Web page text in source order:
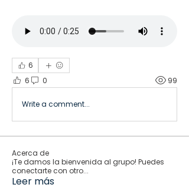
6
6
0 99
Write a comment...
Acerca de
¡Te damos la bienvenida al grupo! Puedes
conectarte con otro...
Leer más